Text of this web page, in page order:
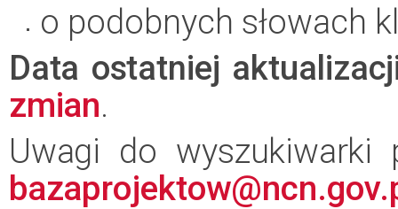
o podobnych słowach
Data ostatniej
zmian.
Uwagi do wyszukiwarki